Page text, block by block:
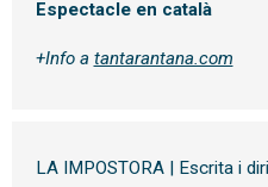
Espectacle en català
+Info a tantarantana.com
LA IMPOSTORA | Escrita i